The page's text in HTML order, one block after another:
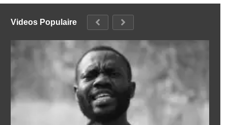
Videos Populaire